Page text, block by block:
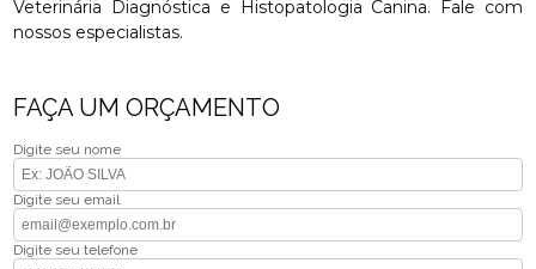
Veterinária Diagnóstica e Histopatologia Canina. Fale com
nossos especialistas.
FAÇA UM ORÇAMENTO
Digite seu nome
Digite seu email
Digite seu telefone